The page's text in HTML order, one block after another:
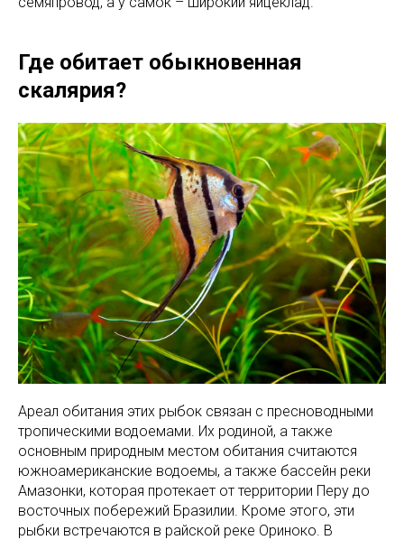
Где обитает обыкновенная
скалярия?
Ареал обитания этих рыбок связан с пресноводными
тропическими водоемами. Их родиной, а также
основным природным местом обитания считаются
южноамериканские водоемы, а также бассейн реки
Амазонки, которая протекает от территории Перу до
восточных побережий Бразилии. Кроме этого, эти
рыбки встречаются в райской реке Ориноко. В